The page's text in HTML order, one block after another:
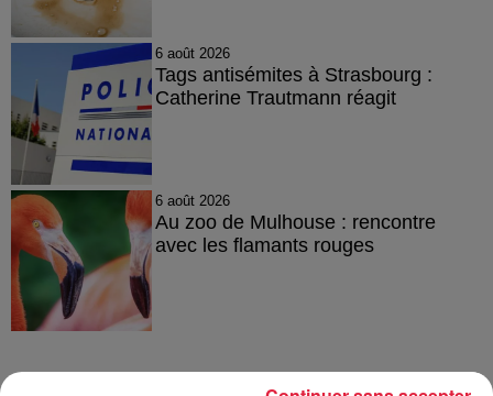
6 août 2026
Tags antisémites à Strasbourg :
Catherine Trautmann réagit
6 août 2026
Au zoo de Mulhouse : rencontre
avec les flamants rouges